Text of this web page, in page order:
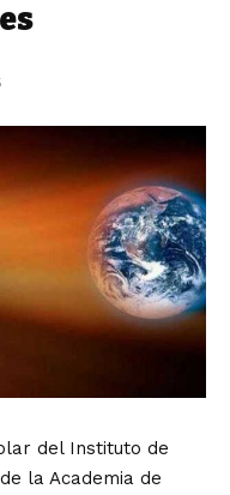
del Instituto de
la Academia de